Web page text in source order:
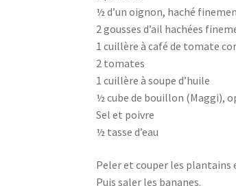
½ d’un oignon, haché
2 gousses d’ail hachées
1 cuillère à café de tomate
2 tomates
1 cuillère à soupe d’huile
½ cube de bouillon (Maggi),
Sel et poivre
½ tasse d’eau
Peler et couper les plantains
Puis saler les bananes.